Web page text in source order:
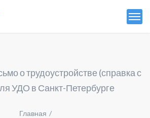
о трудоустройстве (справка с
УДО в Санкт-Петербурге
Главная